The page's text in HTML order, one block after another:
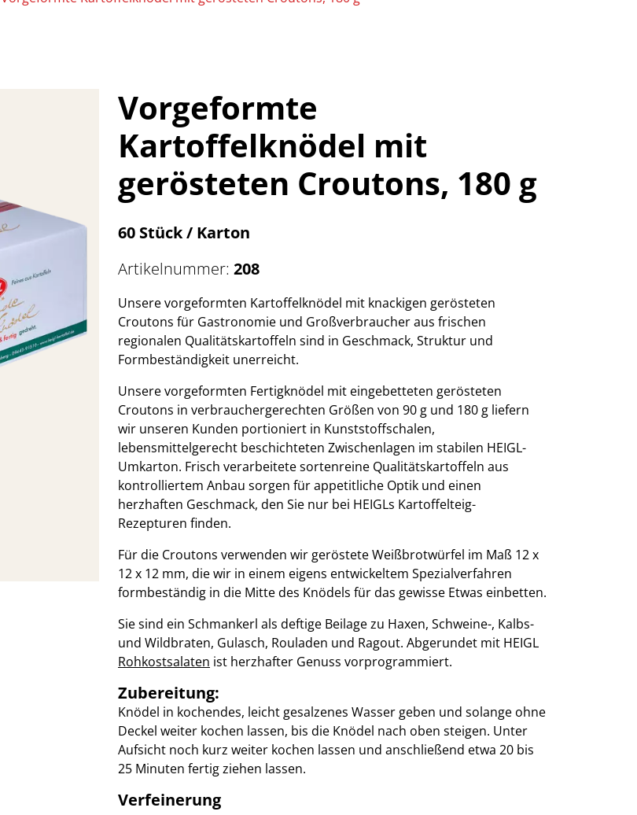
Vorgeformte
Kartoffelknödel mit
gerösteten Croutons, 180 g
60 Stück / Karton
Artikelnummer: 208
Unsere vorgeformten Kartoffelknödel mit knackigen gerösteten
Croutons für Gastronomie und Großverbraucher aus frischen
regionalen Qualitätskartoffeln sind in Geschmack, Struktur und
Formbeständigkeit unerreicht.
Unsere vorgeformten Fertigknödel mit eingebetteten gerösteten
Croutons in verbrauchergerechten Größen von 90 g und 180 g liefern
wir unseren Kunden portioniert in Kunststoffschalen,
lebensmittelgerecht beschichteten Zwischenlagen im stabilen HEIGL-
Umkarton. Frisch verarbeitete sortenreine Qualitätskartoffeln aus
kontrolliertem Anbau sorgen für appetitliche Optik und einen
herzhaften Geschmack, den Sie nur bei HEIGLs Kartoffelteig-
Rezepturen finden.
Für die Croutons verwenden wir geröstete Weißbrotwürfel im Maß 12 x
12 x 12 mm, die wir in einem eigens entwickeltem Spezialverfahren
formbeständig in die Mitte des Knödels für das gewisse Etwas einbetten.
Sie sind ein Schmankerl als deftige Beilage zu Haxen, Schweine-, Kalbs-
und Wildbraten, Gulasch, Rouladen und Ragout. Abgerundet mit HEIGL
Rohkostsalaten ist herzhafter Genuss vorprogrammiert.
Zubereitung:
Knödel in kochendes, leicht gesalzenes Wasser geben und solange ohne
Deckel weiter kochen lassen, bis die Knödel nach oben steigen. Unter
Aufsicht noch kurz weiter kochen lassen und anschließend etwa 20 bis
25 Minuten fertig ziehen lassen.
Verfeinerung